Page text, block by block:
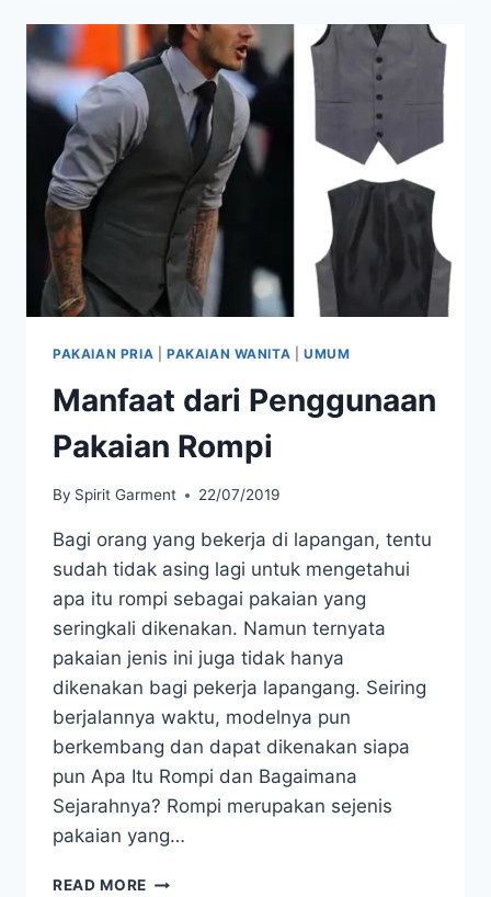
KEAMANAN
BEKERJA
PAKAIAN PRIA PAKAIAN WANITA |UMUM
Manfaat dari Penggunaan
Pakaian Rompi
By Spirit Garment 22/07/2019
Bagi orang yang bekerja di lapangan, tentu
sudah tidak asing lagi untuk mengetahui
apa itu rompi sebagai pakaian yang
seringkali dikenakan. Namun ternyata
pakaian jenis ini juga tidak hanya
dikenakan bagi pekerja lapangang. Seiring
berjalannya waktu, modelnya pun
berkembang dan dapat dikenakan siapa
pun Apa Itu Rompi dan Bagaimana
Sejarahnya? Rompi merupakan sejenis
pakaian yang…
READ MORE MANFAAT